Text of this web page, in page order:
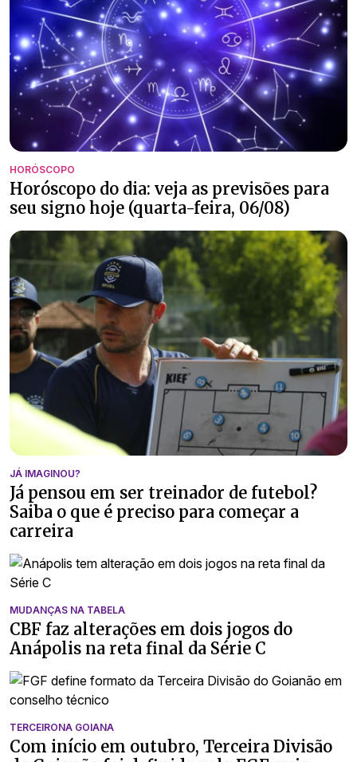
HORÓSCOPO
Horóscopo do dia: veja as previsões para
seu signo hoje (quarta-feira, 06/08)
JÁ IMAGINOU?
Já pensou em ser treinador de futebol?
Saiba o que é preciso para começar a
carreira
MUDANÇAS NA TABELA
CBF faz alterações em dois jogos do
Anápolis na reta final da Série C
TERCEIRONA GOIANA
Com início em outubro, Terceira Divisão